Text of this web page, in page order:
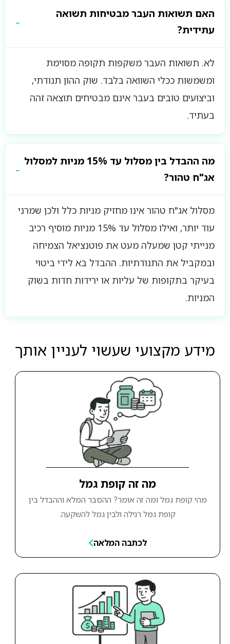
האם תשואות העבר מבטיחות תשואה
עתידית?
לא. תשואות העבר משקפות תקופה מסוימת
ומשמשות ככלי השוואה בלבד. שוק ההון תנודתי,
וביצועים טובים בעבר אינם מבטיחים תוצאה זהה
בעתיד.
מה ההבדל בין מסלול עד 15% מניות למסלול
אג"ח טהור?
מסלול אג"ח טהור אינו מחזיק מניות כלל ולכן שמרני
עוד יותר, ואילו מסלול עד 15% מניות מוסיף רכיב
מנייתי קטן שמעלה מעט את פוטנציאל הצמיחה
ובמקביל את התנודתיות. ההבדל בא לידי ביטוי
בעיקר בתקופות של עליות או ירידות חדות בשוק
המניות.
מידע מקצועי שעשוי לעניין אותך
מה זה קופת גמל
מהי קופת גמל ומה זה אומר? ההסבר המלא וההבדל בין
קופת גמל רגילה ולבין גמל להשקעה.
לכתבה המלאה